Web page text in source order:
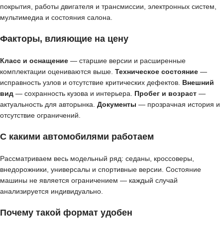
покрытия, работы двигателя и трансмиссии, электронных систем,
мультимедиа и состояния салона.
Факторы, влияющие на цену
Класс и оснащение — старшие версии и расширенные
комплектации оцениваются выше. Техническое состояние —
исправность узлов и отсутствие критических дефектов. Внешний
вид — сохранность кузова и интерьера. Пробег и возраст —
актуальность для авторынка. Документы — прозрачная история и
отсутствие ограничений.
С какими автомобилями работаем
Рассматриваем весь модельный ряд: седаны, кроссоверы,
внедорожники, универсалы и спортивные версии. Состояние
машины не является ограничением — каждый случай
анализируется индивидуально.
Почему такой формат удобен